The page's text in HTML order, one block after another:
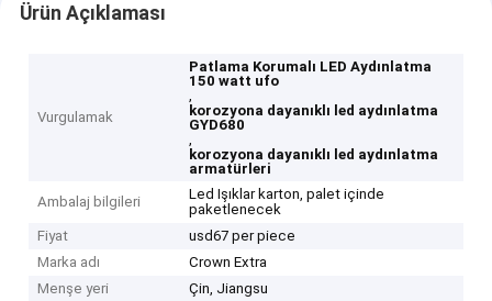
Ürün Açıklaması
Vurgulamak
Patlama Korumalı LED Aydınlatma
150 watt ufo
,
korozyona dayanıklı led aydınlatma
GYD680
,
korozyona dayanıklı led aydınlatma
armatürleri
Ambalaj bilgileri
Led Işıklar karton, palet içinde
paketlenecek
Fiyat
usd67 per piece
Marka adı
Crown Extra
Menşe yeri
Çin, Jiangsu